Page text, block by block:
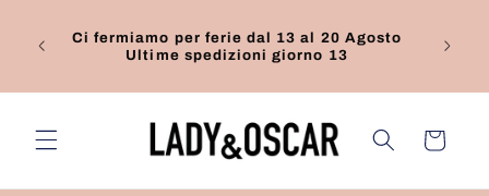
ai contenutiCi fermiamo per ferie dal 13 al 20 Agosto
Ultime spedizioni giorno 13
Carrello